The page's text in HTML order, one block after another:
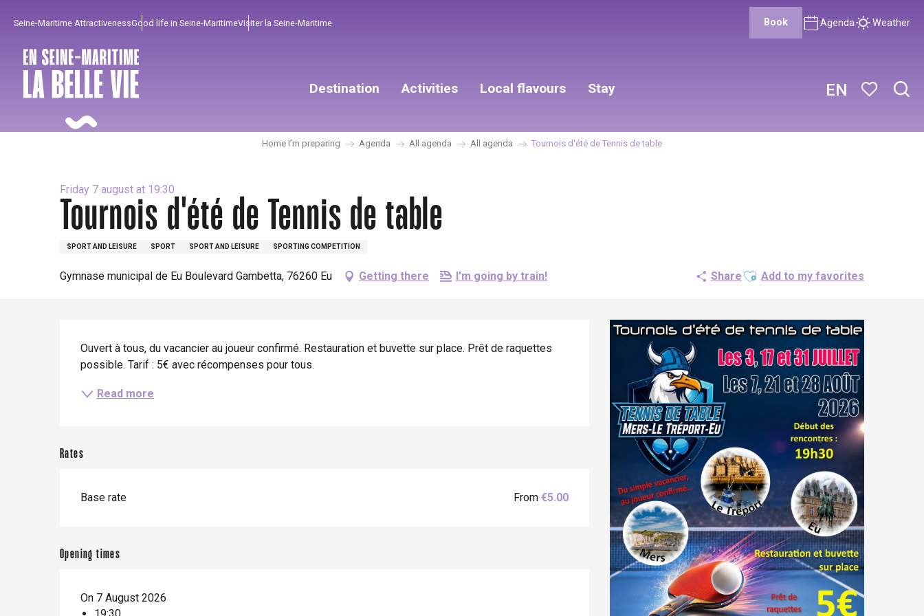
principal
EN
Seine-Maritime AttractivenessGood life in Seine-MaritimeVisiter la Seine-Maritime Book Agenda Weather
Destination
Dieppe
Activities
To enjoy
All agenda
With children
Local flavours
Must-sees
Trendy places
view
Stay
From our region !
Seaside breaks
Home I’m preparing Agenda All agenda All agenda Tournois d'été de Tennis de table
Friday 7 august at 19:30
Tournois d'été de Tennis de table
SPORT AND LEISURE SPORT SPORT AND LEISURE SPORTING COMPETITION
Gymnase municipal de Eu Boulevard Gambetta, 76260 Eu Getting there I'm going by train! Share Ajouter aux favoris
Add to my favorites
Ouvert à tous, du vacancier au joueur confirmé. Restauration et buvette sur place. Prêt de raquettes
possible. Tarif : 5€ avec récompenses pour tous.
Read more
Rates
Base rate From€5.00
Opening times
On 7 August 2026